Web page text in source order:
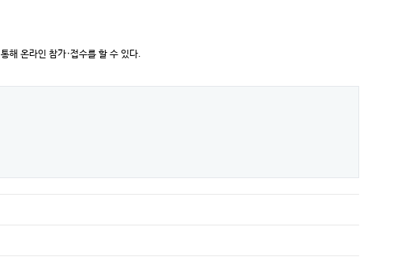
통해 온라인 참가·접수를 할 수 있다.